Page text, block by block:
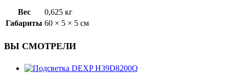
Вес
0,625 кг
Габариты 60 × 5 × 5 см
ВЫ СМОТРЕЛИ